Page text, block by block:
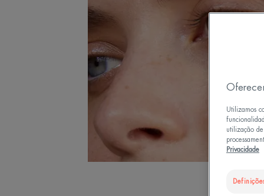
Utilizamos
utilização
Privacidade